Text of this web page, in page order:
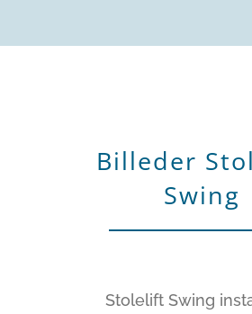
Billeder
Swing
Stolelift Swing